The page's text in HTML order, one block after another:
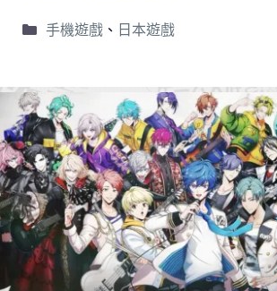
手機遊戲、 日本遊戲